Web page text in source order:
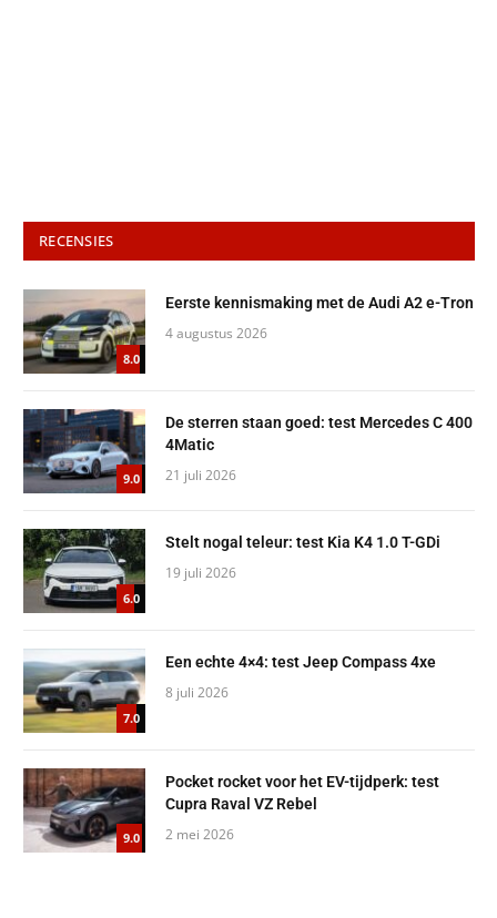
RECENSIES
8.0
Eerste kennismaking met de Audi A2 e-Tron
4 augustus 2026
9.0
De sterren staan goed: test Mercedes C 400
4Matic
21 juli 2026
6.0
Stelt nogal teleur: test Kia K4 1.0 T-GDi
19 juli 2026
7.0
Een echte 4×4: test Jeep Compass 4xe
8 juli 2026
9.0
Pocket rocket voor het EV-tijdperk: test
Cupra Raval VZ Rebel
2 mei 2026